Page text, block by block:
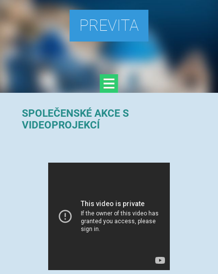
PREVITA
SPOLEČENSKÉ AKCES
VIDEOPROJEKCÍ